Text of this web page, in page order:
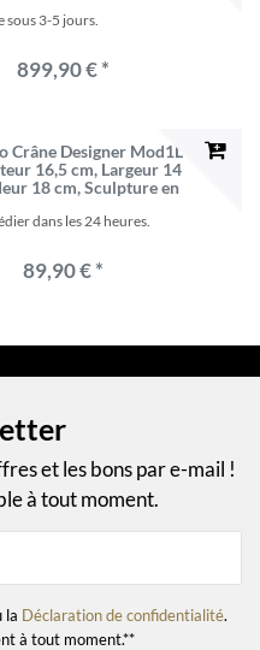
sous 3-5 jours.
899,90 € *
Crâne Designer Mod1L
16,5 cm, Largeur 14
18 cm, Sculpture en
dans les 24 heures.
89,90 € *
et les bons par e-mail !
à tout moment.
la Déclaration de confidentialité.
à tout moment.**